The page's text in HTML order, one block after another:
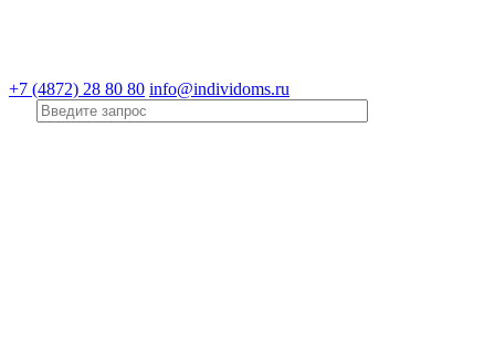
+7 (4872) 28 80 80 info@individoms.ru